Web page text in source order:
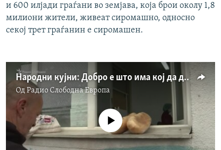
и 600 илјади граѓани во земјава, која брои околу 1,8
милиони жители, живеат сиромашно, односно
секој трет граѓанин е сиромашен.
Народни кујни: Добро е што има кој да даде
ОдРадио Слободна Eвропа
No media source currently available